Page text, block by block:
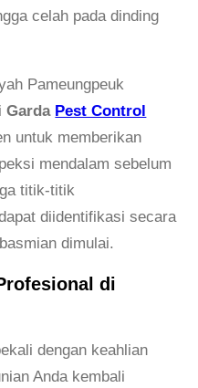
celah pada dinding
Pameungpeuk
Garda Pest Control
untuk memberikan
mendalam sebelum
titik-titik
diidentifikasi secara
dimulai.
di
dengan keahlian
Anda kembali